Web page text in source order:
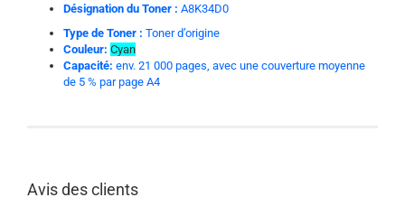
Désignation du Toner : A8K34D0
Type de Toner : Toner d’origine
Couleur: Cyan
Capacité: env. 21 000 pages, avec une couverture moyenne
de 5 % par page A4
Avis des clients